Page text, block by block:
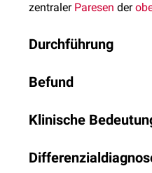
zentraler Paresen der
Durchführung
45° (Rückenlage) im
Befund
Pathologisch: Bei
"Pronator Drift"
Klinische
hilfreich zur Aufdeckung